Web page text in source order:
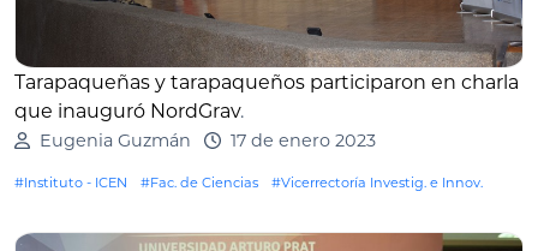
Tarapaqueñas y tarapaqueños participaron en charla
que inauguró NordGrav.
Eugenia Guzmán 17 de enero 2023
#Instituto - ICEN #Fac. de Ciencias #Vicerrectoría Investig. e Innov.